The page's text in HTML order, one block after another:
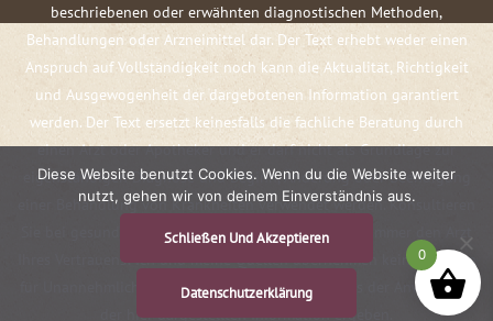
beschriebenen oder erwähnten diagnostischen Methoden,
Behandlungen oder Arzneimittel dar. Der Text erhebt weder einen
Anspruch auf Vollständigkeit noch kann die Aktualität, Richtigkeit
und Ausgewogenheit der dargebotenen Information garantiert
werden. Der Text ersetzt keinesfalls die fachliche Beratung durch
einen Arzt oder Apotheker und er darf nicht als Grundlage zur
eigenständigen Diagnose und Beginn, Änderung oder Beendigung
einer Behandlung von Krankheiten verwendet werden. Konsultieren
Sie bei gesundheitlichen Fragen oder Beschwerden immer den Arzt
Ihres Vertrauens! Ich und meine Quellen übernehmen keine Haftung
für Unannehmlichkeiten oder Schäden, die sich aus der Anwendung
der hier dargestellten Information ergeben.
0
Diese Website benutzt Cookies. Wenn du die Website weiter
nutzt, gehen wir von deinem Einverständnis aus.
Schließen Und Akzeptieren
Datenschutzerklärung